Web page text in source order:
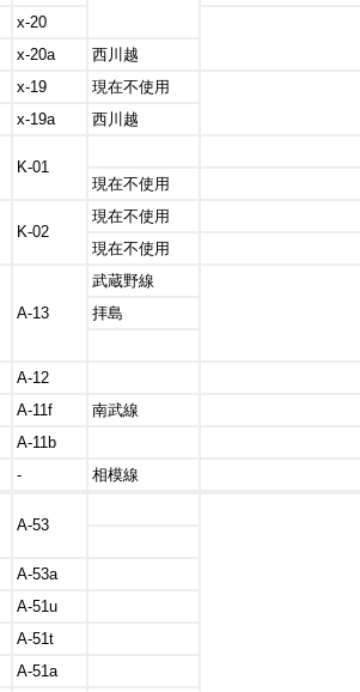
x-20
x-20a
西川越
x-19
現在不使用
x-19a
西川越
K-01
現在不使用
K-02
現在不使用
現在不使用
A-13
武蔵野線
拝島
A-12
A-11f
南武線
A-11b
-
相模線
A-53
A-53a
A-51u
A-51t
A-51a